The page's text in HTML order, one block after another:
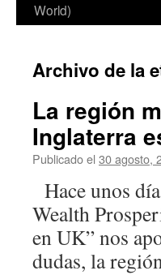
World)
Archivo de la
La región
Inglaterra
Publicado el 30 agosto,
Hace unos
Wealth
en UK” nos
dudas, la